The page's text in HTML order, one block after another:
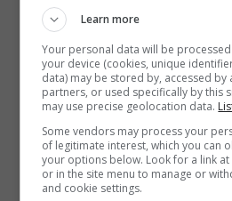
metteteli in un boccale:
una crema liscia e
alle cimette intere che
la pasta,scolatela
saltatela direttamente
crema e le cimette.
romano a pioggia ed il
servite subito!
Learn more
Your personal data will be
your device (cookies, unique
data) may be stored by, accessed by
partners, or used specifically by this
may use precise geolocation data.
Some vendors may process your
of legitimate interest, which you can
your options below. Look for a link
or in the site menu to manage or
and cookie settings.